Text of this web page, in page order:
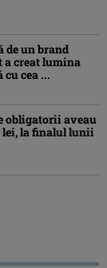
de un brand
a creat lumina
cea ...
obligatorii aveau
lei, la finalul lunii